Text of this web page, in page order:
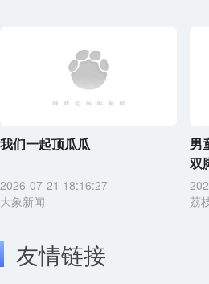
我们一起顶瓜瓜
2026-07-21 18:16:27
大象新闻
男
双
荔
友情链接